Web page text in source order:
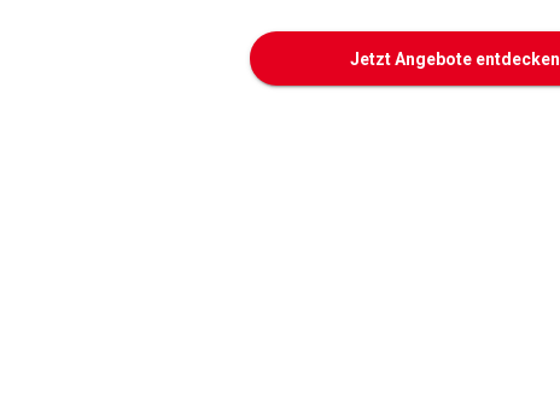
Jetzt Angebote entdecken